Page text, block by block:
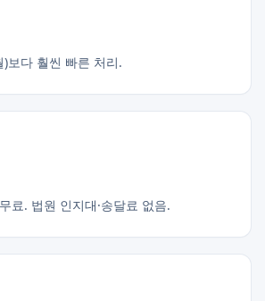
보다 훨씬 빠른 처리.
료. 법원 인지대·송달료 없음.